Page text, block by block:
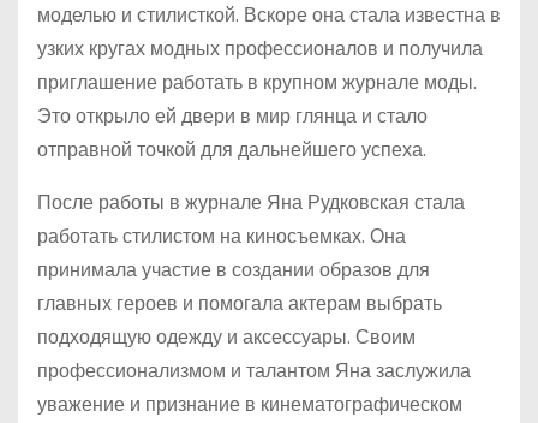
моделью и стилисткой. Вскоре она стала известна в
узких кругах модных профессионалов и получила
приглашение работать в крупном журнале моды.
Это открыло ей двери в мир глянца и стало
отправной точкой для дальнейшего успеха.
После работы в журнале Яна Рудковская стала
работать стилистом на киносъемках. Она
принимала участие в создании образов для
главных героев и помогала актерам выбрать
подходящую одежду и аксессуары. Своим
профессионализмом и талантом Яна заслужила
уважение и признание в кинематографическом